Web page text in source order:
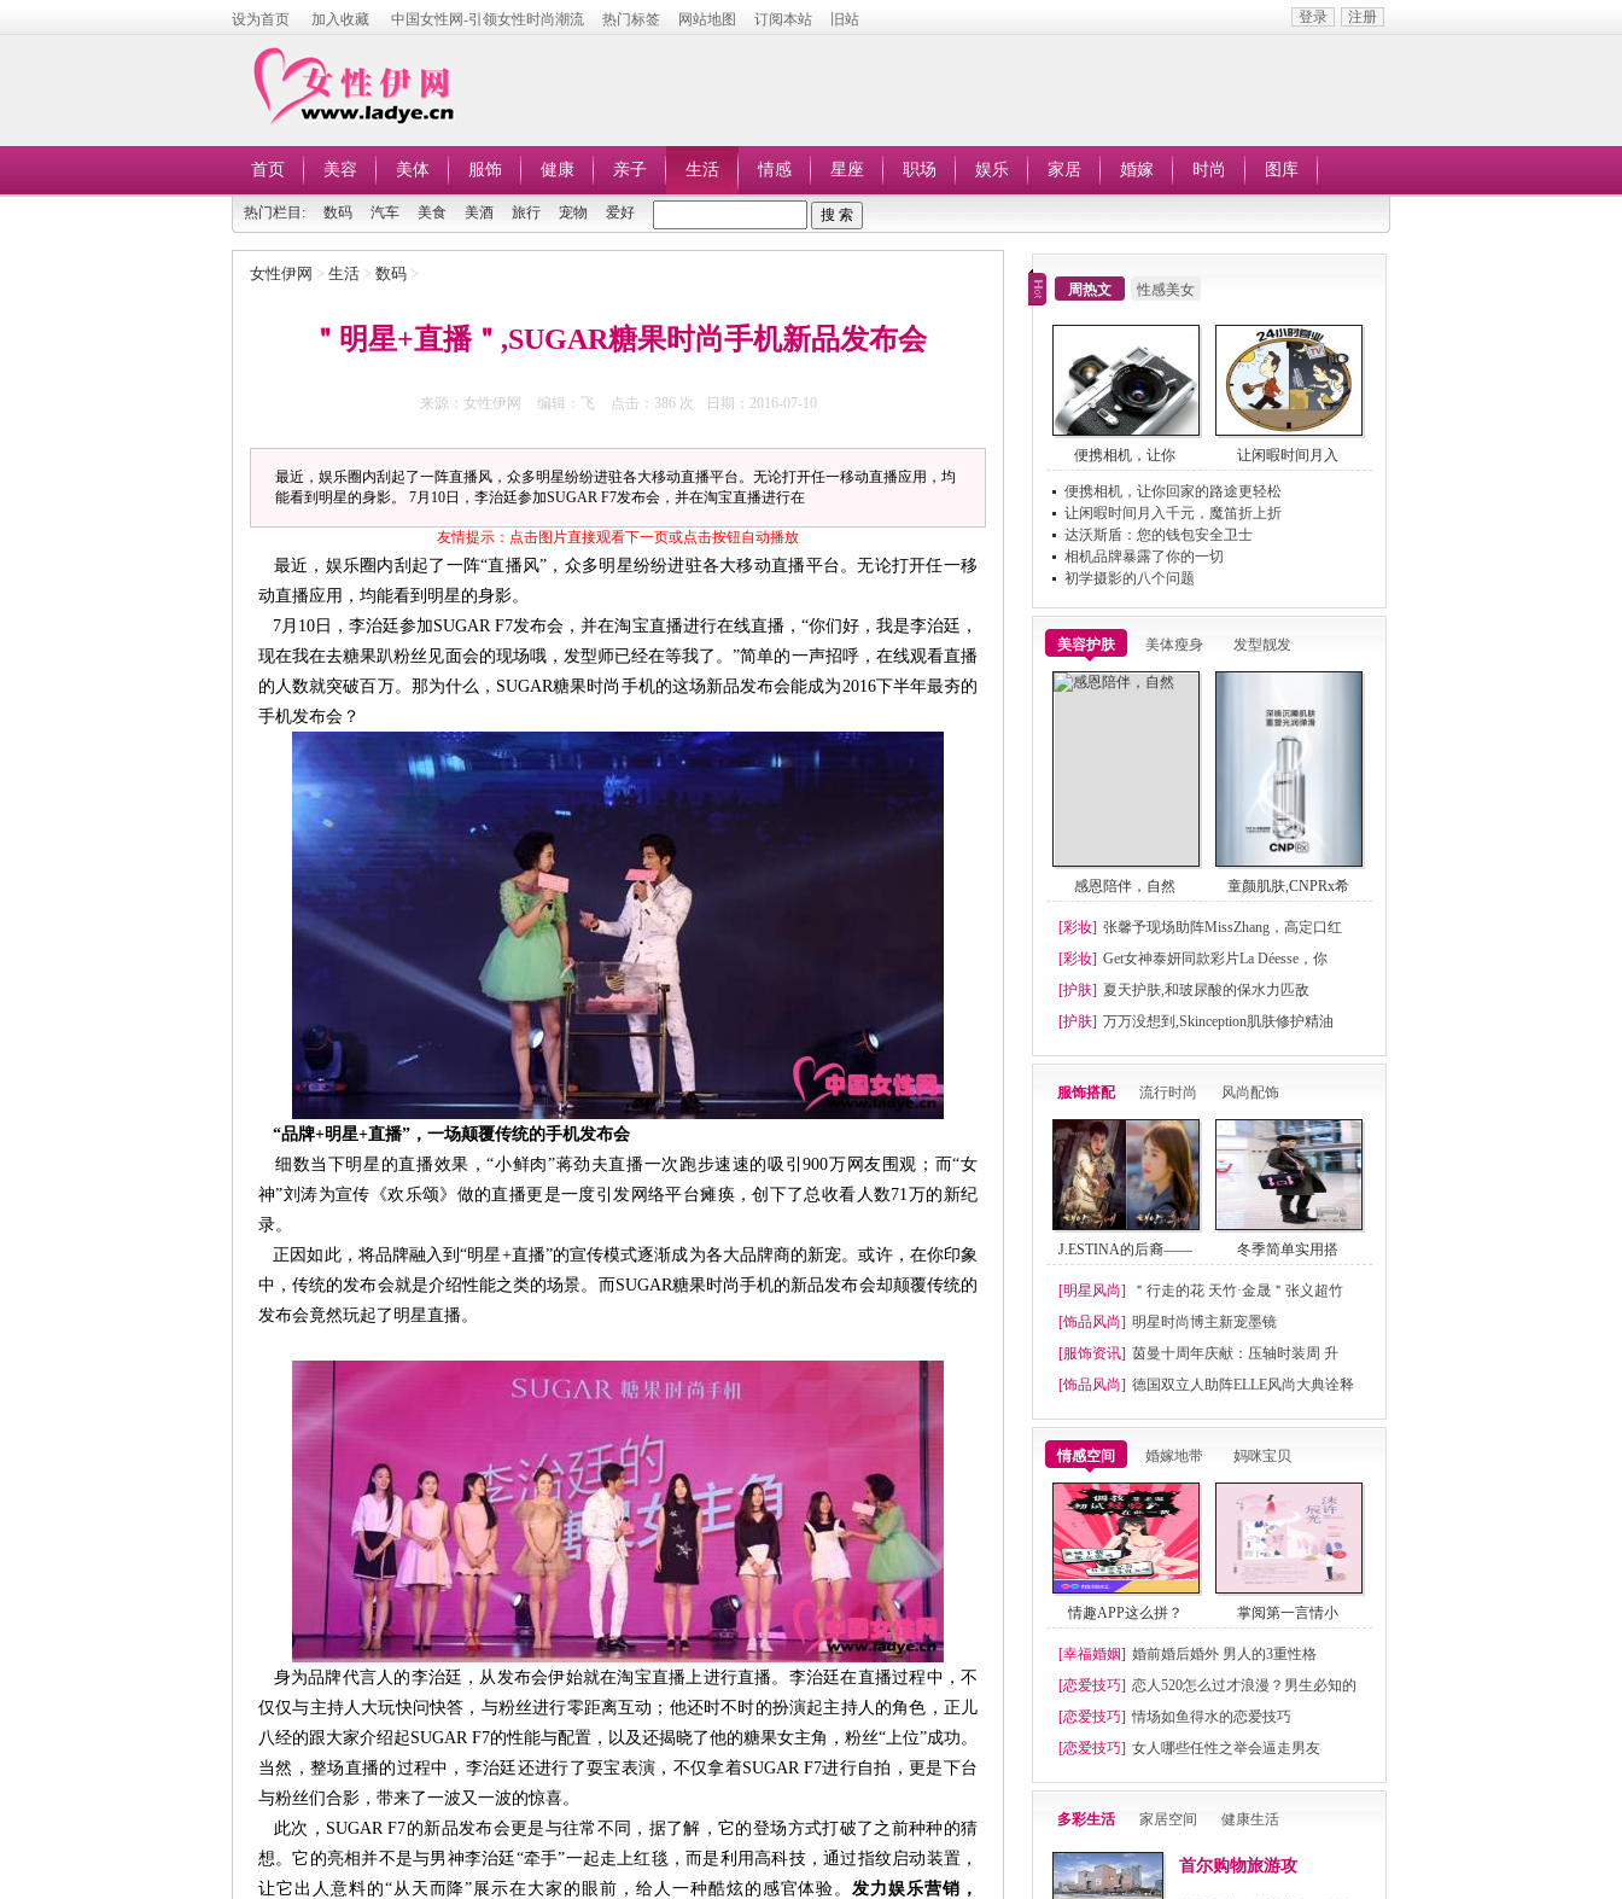
设为首页 加入收藏 中国女性网-引领女性时尚潮流 热门标签 网站地图 订阅本站 旧站 登录 注册
首页 美容 美体 服饰 健康 亲子 生活 情感 星座 职场 娱乐 家居 婚嫁 时尚 图库
热门栏目: 数码 汽车 美食 美酒 旅行 宠物 爱好
女性伊网 > 生活 > 数码 >
＂明星+直播＂,SUGAR糖果时尚手机新品发布会
来源：女性伊网 编辑：飞 点击： 386 次 日期：2016-07-10
最近，娱乐圈内刮起了一阵直播风，众多明星纷纷进驻各大移动直播平台。无论打开任一移动直播应用，均
能看到明星的身影。 7月10日，李治廷参加SUGAR F7发布会，并在淘宝直播进行在
友情提示：点击图片直接观看下一页或点击按钮自动播放
最近，娱乐圈内刮起了一阵“直播风”，众多明星纷纷进驻各大移动直播平台。无论打开任一移
动直播应用，均能看到明星的身影。
7月10日，李治廷参加SUGAR F7发布会，并在淘宝直播进行在线直播，“你们好，我是李治廷，
现在我在去糖果趴粉丝见面会的现场哦，发型师已经在等我了。”简单的一声招呼，在线观看直播
的人数就突破百万。那为什么，SUGAR糖果时尚手机的这场新品发布会能成为2016下半年最夯的
手机发布会？
“品牌+明星+直播”，一场颠覆传统的手机发布会
细数当下明星的直播效果，“小鲜肉”蒋劲夫直播一次跑步速速的吸引900万网友围观；而“女
神”刘涛为宣传《欢乐颂》做的直播更是一度引发网络平台瘫痪，创下了总收看人数71万的新纪
录。
正因如此，将品牌融入到“明星+直播”的宣传模式逐渐成为各大品牌商的新宠。或许，在你印象
中，传统的发布会就是介绍性能之类的场景。而SUGAR糖果时尚手机的新品发布会却颠覆传统的
发布会竟然玩起了明星直播。
身为品牌代言人的李治廷，从发布会伊始就在淘宝直播上进行直播。李治廷在直播过程中，不
仅仅与主持人大玩快问快答，与粉丝进行零距离互动；他还时不时的扮演起主持人的角色，正儿
八经的跟大家介绍起SUGAR F7的性能与配置，以及还揭晓了他的糖果女主角，粉丝“上位”成功。
当然，整场直播的过程中，李治廷还进行了耍宝表演，不仅拿着SUGAR F7进行自拍，更是下台
与粉丝们合影，带来了一波又一波的惊喜。
此次，SUGAR F7的新品发布会更是与往常不同，据了解，它的登场方式打破了之前种种的猜
想。它的亮相并不是与男神李治廷“牵手”一起走上红毯，而是利用高科技，通过指纹启动装置，
让它出人意料的“从天而降”展示在大家的眼前，给人一种酷炫的感官体验。发力娱乐营销，
周热文 性感美女
便携相机，让你 让闲暇时间月入
便携相机，让你回家的路途更轻松
让闲暇时间月入千元，魔笛折上折
达沃斯盾：您的钱包安全卫士
相机品牌暴露了你的一切
初学摄影的八个问题
美容护肤 美体瘦身 发型靓发
感恩陪伴，自然 童颜肌肤,CNPRx希
[彩妆] 张馨予现场助阵MissZhang，高定口红
[彩妆] Get女神泰妍同款彩片La Déesse，你
[护肤] 夏天护肤,和玻尿酸的保水力匹敌
[护肤] 万万没想到,Skinception肌肤修护精油
服饰搭配 流行时尚 风尚配饰
J.ESTINA的后裔—— 冬季简单实用搭
[明星风尚]
＂行走的花 天竹·金晟＂张义超竹
[饰品风尚] 明星时尚博主新宠墨镜
[服饰资讯] 茵曼十周年庆献：压轴时装周 升
[饰品风尚] 德国双立人助阵ELLE风尚大典诠释
情感空间 婚嫁地带 妈咪宝贝
情趣APP这么拼？ 掌阅第一言情小
[幸福婚姻] 婚前婚后婚外 男人的3重性格
[恋爱技巧] 恋人520怎么过才浪漫？男生必知的
[恋爱技巧] 情场如鱼得水的恋爱技巧
[恋爱技巧] 女人哪些任性之举会逼走男友
多彩生活 家居空间 健康生活
首尔购物旅游攻